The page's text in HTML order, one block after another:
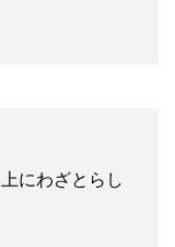
にわざとらし